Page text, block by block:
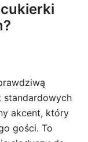
standardowych
akcent, który
gości. To